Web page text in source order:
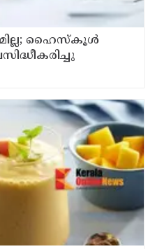
ഹൈസ്കൂള്‍